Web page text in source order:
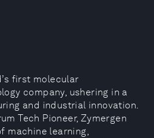
first molecular
company, ushering in a
and industrial innovation.
Tech Pioneer, Zymergen
machine learning,